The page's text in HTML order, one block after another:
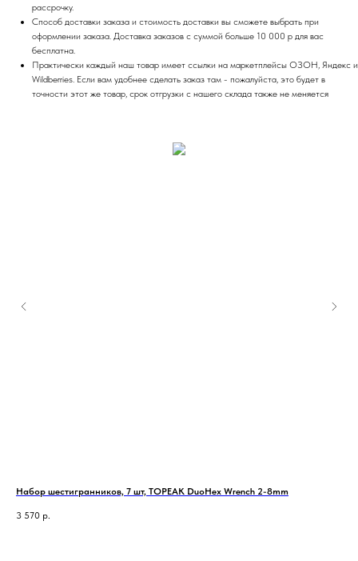
рассрочку.
Способ доставки заказа и стоимость доставки вы сможете выбрать при
оформлении заказа. Доставка заказов с суммой больше 10 000 р для вас
бесплатна.
Практически каждый наш товар имеет ссылки на маркетплейсы ОЗОН, Яндекс и
Wildberries. Если вам удобнее сделать заказ там - пожалуйста, это будет в
точности этот же товар, срок отгрузки с нашего склада также не меняется
Набор шестигранников, 7 шт, TOPEAK DuoHex Wrench 2-8mm
3 570 р.